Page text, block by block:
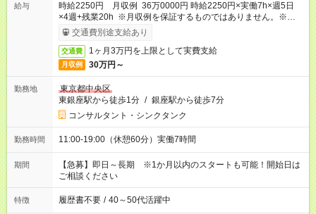
給与
時給2250円 月収例 36万0000円 時給2250円×実働7h×週5日
×4週+残業20h ※月収例を保証するものではありません。※給与
即受取りサービス利用可（利用条件有）
交通費別途支給あり
交通費 1ヶ月3万円を上限として実費支給
月収例 30万円～
勤務地
東京都中央区
東銀座駅から徒歩1分 / 銀座駅から徒歩7分
コンサルタント・シンクタンク
勤務時間 11:00-19:00（休憩60分）実働7時間
期間
【急募】即日～長期 ※1か月以内のスタートも可能！開始日は
ご相談ください
特徴 履歴書不要 / 40～50代活躍中